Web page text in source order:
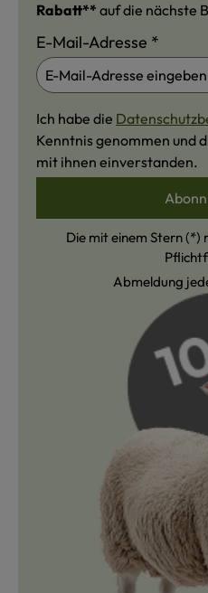
Rabatt** auf die nächste
E-Mail-Adresse *
Ich habe die
Kenntnis genommen und
mit ihnen einverstanden.
Die mit einem Stern (*)
Abmeldung